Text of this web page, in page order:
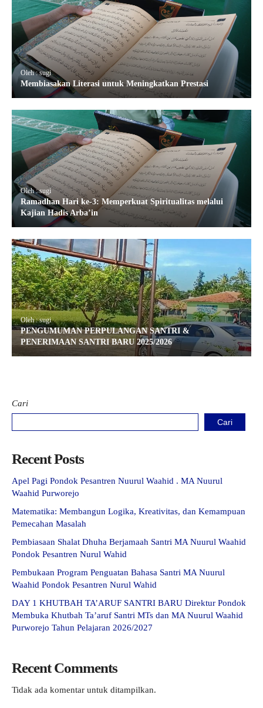
Oleh : sugi
Membiasakan Literasi untuk Meningkatkan Prestasi
Oleh : sugi
Ramadhan Hari ke-3: Memperkuat Spiritualitas melalui
Kajian Hadis Arba’in
Oleh : sugi
PENGUMUMAN PERPULANGAN SANTRI &
PENERIMAAN SANTRI BARU 2025/2026
Cari
Cari
Recent Posts
Apel Pagi Pondok Pesantren Nuurul Waahid . MA Nuurul
Waahid Purworejo
Matematika: Membangun Logika, Kreativitas, dan Kemampuan
Pemecahan Masalah
Pembiasaan Shalat Dhuha Berjamaah Santri MA Nuurul Waahid
Pondok Pesantren Nurul Wahid
Pembukaan Program Penguatan Bahasa Santri MA Nuurul
Waahid Pondok Pesantren Nurul Wahid
DAY 1 KHUTBAH TA’ARUF SANTRI BARU Direktur Pondok
Membuka Khutbah Ta’aruf Santri MTs dan MA Nuurul Waahid
Purworejo Tahun Pelajaran 2026/2027
Recent Comments
Tidak ada komentar untuk ditampilkan.